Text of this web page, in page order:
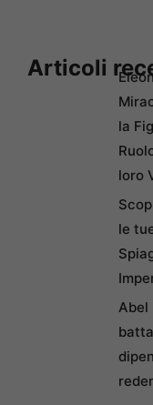
Articoli
la
loro
le
Abel